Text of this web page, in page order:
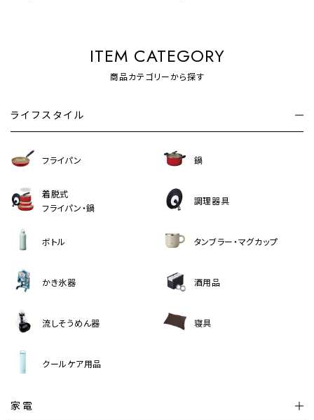
ITEM CATEGORY
商品カテゴリーから探す
ライフスタイル
フライパン 鍋
着脱式
フライパン・鍋
調理器具
ボトル タンブラー・マグカップ
かき氷器 酒用品
流しそうめん器 寝具
クールケア用品
家電